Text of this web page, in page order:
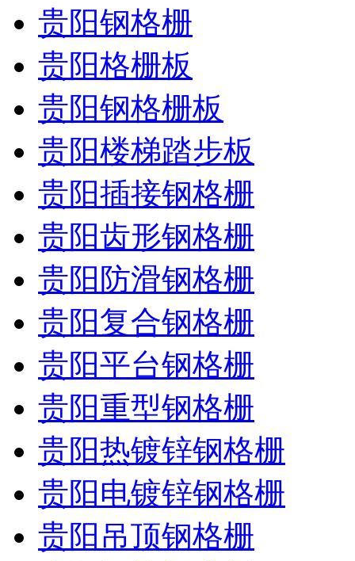
贵阳钢格栅
贵阳格栅板
贵阳钢格栅板
贵阳楼梯踏步板
贵阳插接钢格栅
贵阳齿形钢格栅
贵阳防滑钢格栅
贵阳复合钢格栅
贵阳平台钢格栅
贵阳重型钢格栅
贵阳热镀锌钢格栅
贵阳电镀锌钢格栅
贵阳吊顶钢格栅